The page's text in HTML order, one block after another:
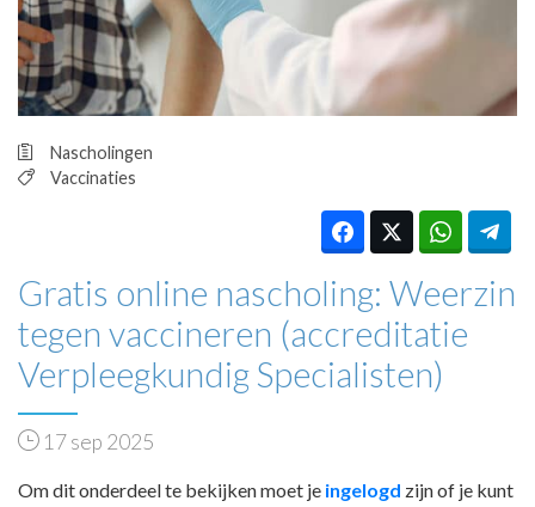
PRAKTIJKZAKEN
TARIEVEN
VPHUISARTSEN
INLOGGEN
Nascholingen
Vaccinaties
Gratis online nascholing: Weerzin
tegen vaccineren (accreditatie
Verpleegkundig Specialisten)
17 sep 2025
Om dit onderdeel te bekijken moet je ingelogd zijn of je kunt